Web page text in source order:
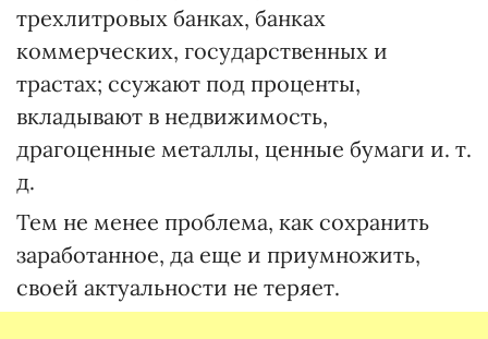
трехлитровых банках, банках
коммерческих, государственных и
трастах; ссужают под проценты,
вкладывают в недвижимость,
драгоценные металлы, ценные бумаги и. т.
д.
Тем не менее проблема, как сохранить
заработанное, да еще и приумножить,
своей актуальности не теряет.